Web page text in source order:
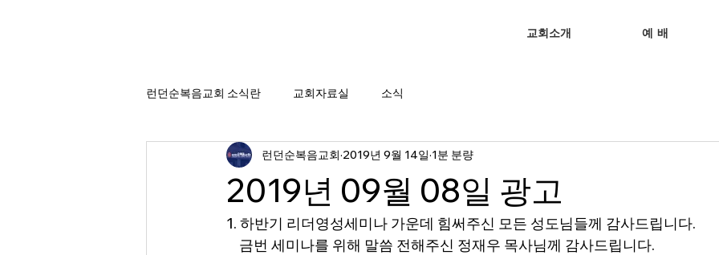
교회소개 예 배
런던순복음교회 소식란 교회자료실 소식
2019년 09월 08일 광고
런던순복음교회 2019년 9월 14일 1분 분량
1. 하반기 리더영성세미나 가운데 힘써주신 모든 성도님들께 감사드립니다.
    금번 세미나를 위해 말씀 전해주신 정재우 목사님께 감사드립니다.